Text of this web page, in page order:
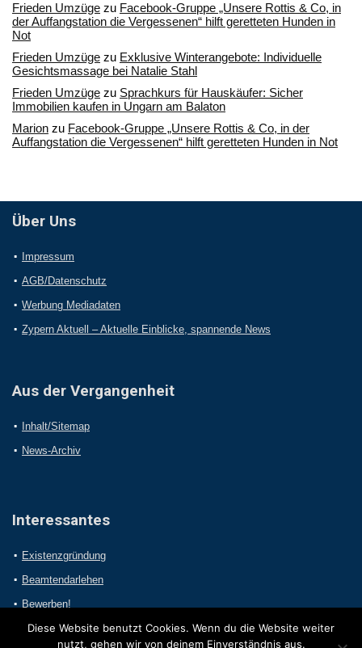
Frieden Umzüge zu Facebook-Gruppe „Unsere Rottis & Co, in
der Auffangstation die Vergessenen“ hilft geretteten Hunden in
Not
Frieden Umzüge zu Exklusive Winterangebote: Individuelle
Gesichtsmassage bei Natalie Stahl
Frieden Umzüge zu Sprachkurs für Hauskäufer: Sicher
Immobilien kaufen in Ungarn am Balaton
Marion zu Facebook-Gruppe „Unsere Rottis & Co, in der
Auffangstation die Vergessenen“ hilft geretteten Hunden in Not
Über Uns
Impressum
AGB/Datenschutz
Werbung Mediadaten
Zypern Aktuell – Aktuelle Einblicke, spannende News
Aus der Vergangenheit
Inhalt/Sitemap
News-Archiv
Interessantes
Existenzgründung
Beamtendarlehen
Bewerben!
Diese Website benutzt Cookies. Wenn du die Website weiter
nutzt, gehen wir von deinem Einverständnis aus.